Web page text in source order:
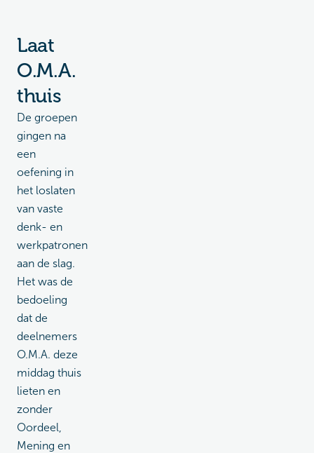
Laat
O.M.A.
thuis
De groepen
gingen na
een
oefening in
het loslaten
van vaste
denk- en
werkpatronen
aan de slag.
Het was de
bedoeling
dat de
deelnemers
O.M.A. deze
middag thuis
lieten en
zonder
Oordeel,
Mening en